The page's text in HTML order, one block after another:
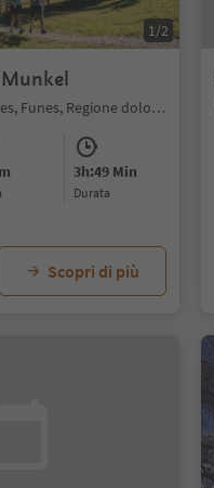
1/2
S. Maddalena - Funes, Funes, Regione dolomitica Luson Val di Funes
3h:49 Min
durata
Scopri di più